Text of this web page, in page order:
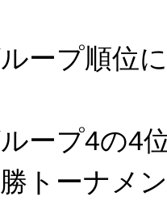
ープ順位
ープ4の4
勝トーナメン